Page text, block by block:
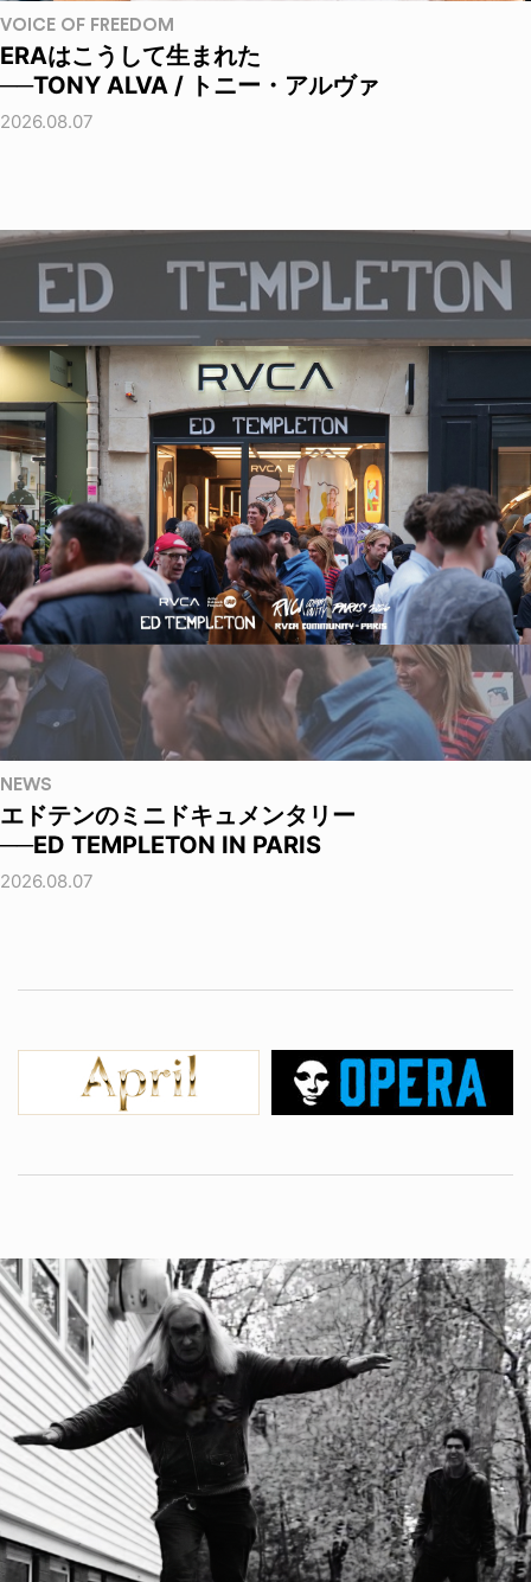
VOICE OF FREEDOM
ERAはこうして生まれた
──TONY ALVA / トニー・アルヴァ
2026.08.07
NEWS
エドテンのミニドキュメンタリー
──ED TEMPLETON IN PARIS
2026.08.07